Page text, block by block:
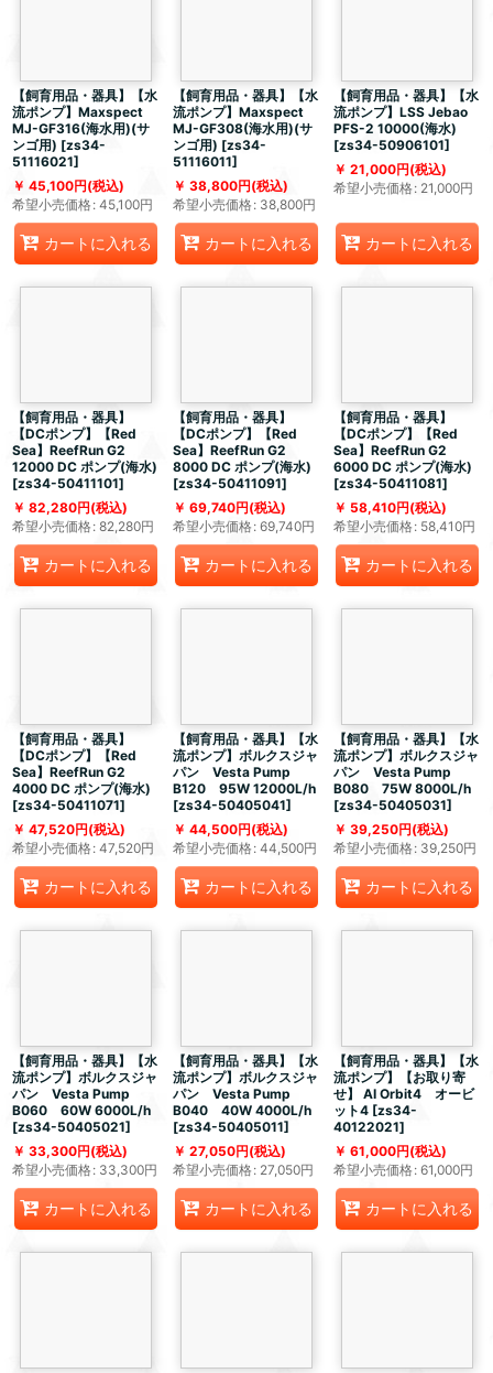
【飼育用品・器具】【水
流ポンプ】Maxspect
MJ-GF316(海水用)(サ
ンゴ用) [zs34-
51116021]
45,100円(税込)
希望小売価格: 45,100円
カートに入れる
【飼育用品・器具】【水
流ポンプ】Maxspect
MJ-GF308(海水用)(サ
ンゴ用) [zs34-
51116011]
38,800円(税込)
希望小売価格: 38,800円
カートに入れる
【飼育用品・器具】【水
流ポンプ】LSS Jebao
PFS-2 10000(海水)
[zs34-50906101]
21,000円(税込)
希望小売価格: 21,000円
カートに入れる
【飼育用品・器具】
【DCポンプ】【Red
Sea】ReefRun G2
12000 DC ポンプ(海水)
[zs34-50411101]
82,280円(税込)
希望小売価格: 82,280円
カートに入れる
【飼育用品・器具】
【DCポンプ】【Red
Sea】ReefRun G2
8000 DC ポンプ(海水)
[zs34-50411091]
69,740円(税込)
希望小売価格: 69,740円
カートに入れる
【飼育用品・器具】
【DCポンプ】【Red
Sea】ReefRun G2
6000 DC ポンプ(海水)
[zs34-50411081]
58,410円(税込)
希望小売価格: 58,410円
カートに入れる
【飼育用品・器具】
【DCポンプ】【Red
Sea】ReefRun G2
4000 DC ポンプ(海水)
[zs34-50411071]
47,520円(税込)
希望小売価格: 47,520円
カートに入れる
【飼育用品・器具】【水
流ポンプ】ボルクスジャ
パン Vesta Pump
B120 95W 12000L/h
[zs34-50405041]
44,500円(税込)
希望小売価格: 44,500円
カートに入れる
【飼育用品・器具】【水
流ポンプ】ボルクスジャ
パン Vesta Pump
B080 75W 8000L/h
[zs34-50405031]
39,250円(税込)
希望小売価格: 39,250円
カートに入れる
【飼育用品・器具】【水
流ポンプ】ボルクスジャ
パン Vesta Pump
B060 60W 6000L/h
[zs34-50405021]
33,300円(税込)
希望小売価格: 33,300円
カートに入れる
【飼育用品・器具】【水
流ポンプ】ボルクスジャ
パン Vesta Pump
B040 40W 4000L/h
[zs34-50405011]
27,050円(税込)
希望小売価格: 27,050円
カートに入れる
【飼育用品・器具】【水
流ポンプ】【お取り寄
せ】 AI Orbit4 オービ
ット4 [zs34-
40122021]
61,000円(税込)
希望小売価格: 61,000円
カートに入れる